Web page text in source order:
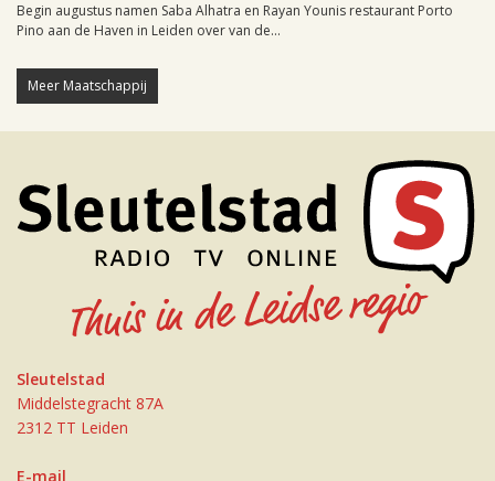
Begin augustus namen Saba Alhatra en Rayan Younis restaurant Porto
Pino aan de Haven in Leiden over van de...
Meer Maatschappij
Sleutelstad
Middelstegracht 87A
2312 TT Leiden
E-mail